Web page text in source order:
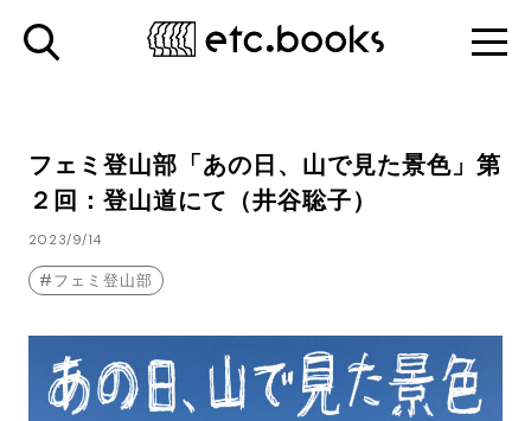
フェミ登山部「あの日、山で見た景色」第
２回：登山道にて（井谷聡子）
2023/9/14
フェミ登山部